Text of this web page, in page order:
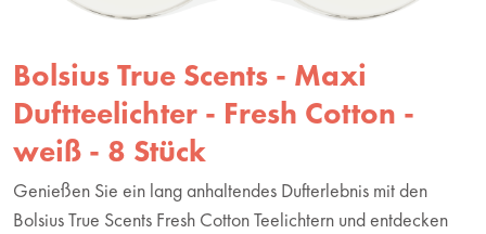
Bolsius True Scents - Maxi
Duftteelichter - Fresh Cotton -
weiß - 8 Stück
Genießen Sie ein lang anhaltendes Dufterlebnis mit den
Bolsius True Scents Fresh Cotton Teelichtern und entdecken